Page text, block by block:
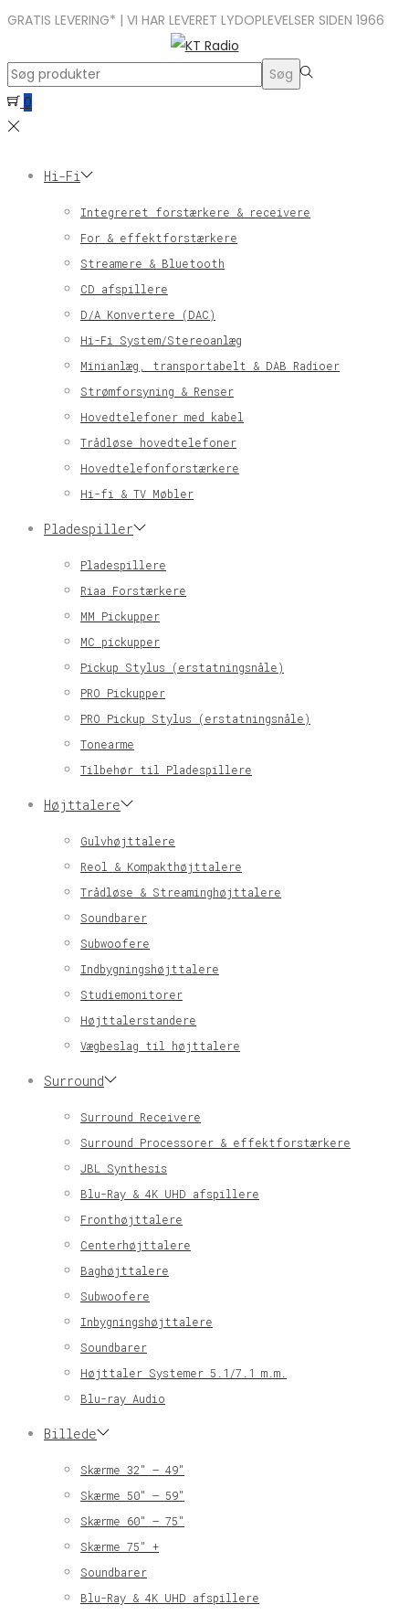
GRATIS LEVERING* | VI HAR LEVERET LYDOPLEVELSER SIDEN 1966
Search
for:>
Søg
0
Hi-Fi
Integreret forstærkere & receivere
For & effektforstærkere
Streamere & Bluetooth
CD afspillere
D/A Konvertere (DAC)
Hi-Fi System/Stereoanlæg
Minianlæg, transportabelt & DAB Radioer
Strømforsyning & Renser
Hovedtelefoner med kabel
Trådløse hovedtelefoner
Hovedtelefonforstærkere
Hi-fi & TV Møbler
Pladespiller
Pladespillere
Riaa Forstærkere
MM Pickupper
MC pickupper
Pickup Stylus (erstatningsnåle)
PRO Pickupper
PRO Pickup Stylus (erstatningsnåle)
Tonearme
Tilbehør til Pladespillere
Højttalere
Gulvhøjttalere
Reol & Kompakthøjttalere
Trådløse & Streaminghøjttalere
Soundbarer
Subwoofere
Indbygningshøjttalere
Studiemonitorer
Højttalerstandere
Vægbeslag til højttalere
Surround
Surround Receivere
Surround Processorer & effektforstærkere
JBL Synthesis
Blu-Ray & 4K UHD afspillere
Fronthøjttalere
Centerhøjttalere
Baghøjttalere
Subwoofere
Inbygningshøjttalere
Soundbarer
Højttaler Systemer 5.1/7.1 m.m.
Blu-ray Audio
Billede
Skærme 32″ – 49″
Skærme 50″ – 59″
Skærme 60″ – 75″
Skærme 75″ +
Soundbarer
Blu-Ray & 4K UHD afspillere